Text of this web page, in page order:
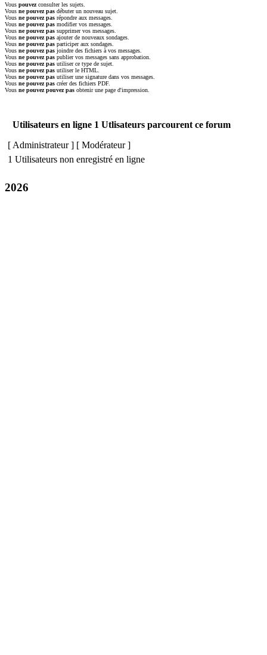
Vous pouvezconsulter les sujets.
Vous ne pouvez pas débuter un nouveau sujet.
Vous ne pouvez pas répondre aux messages.
Vous ne pouvez pas modifier vos messages.
Vous ne pouvez pas supprimer vos messages.
Vous ne pouvez pas ajouter de nouveaux sondages.
Vous ne pouvez pas participer aux sondages.
Vous ne pouvez pas joindre des fichiers à vos messages.
Vous ne pouvez pas publier vos messages sans approbation.
Vous ne pouvez pas utiliser ce type de sujet.
Vous ne pouvez pas utiliser le HTML.
Vous ne pouvez pas utiliser une signature dans vos messages.
Vous ne pouvez pas créer des fichiers PDF.
Vous ne pouvez pouvez pas obtenir une page d'impression.
Utilisateurs en ligne 1 Utlisateurs parcourent ce forum
[ Administrateur] [ Modérateur]
1 Utilisateurs non enregistré en ligne
2026